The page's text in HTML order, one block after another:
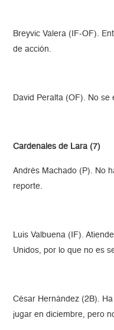
Breyvic Valera (IF-OF).
de acción.
David Peralta (OF). No se
Cardenales de Lara (7)
Andrés Machado (P). No
reporte.
Luis Valbuena (IF).
Unidos, por lo que no es
César Hernández (2B).
jugar en diciembre, pero